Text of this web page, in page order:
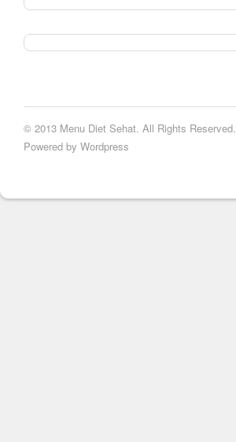
© 2013 Menu Diet Sehat. All Rights Reserved.
Powered by Wordpress